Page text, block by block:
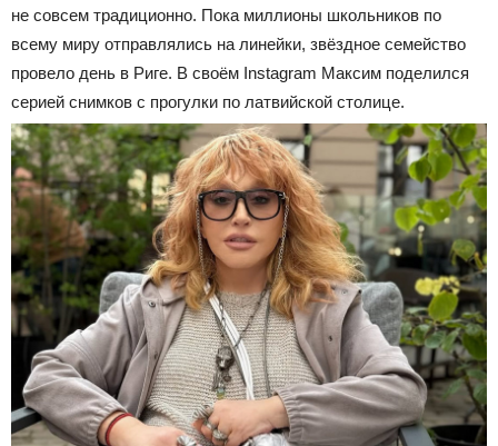
не совсем традиционно. Пока миллионы школьников по
всему миру отправлялись на линейки, звёздное семейство
провело день в Риге. В своём Instagram Максим поделился
серией снимков с прогулки по латвийской столице.